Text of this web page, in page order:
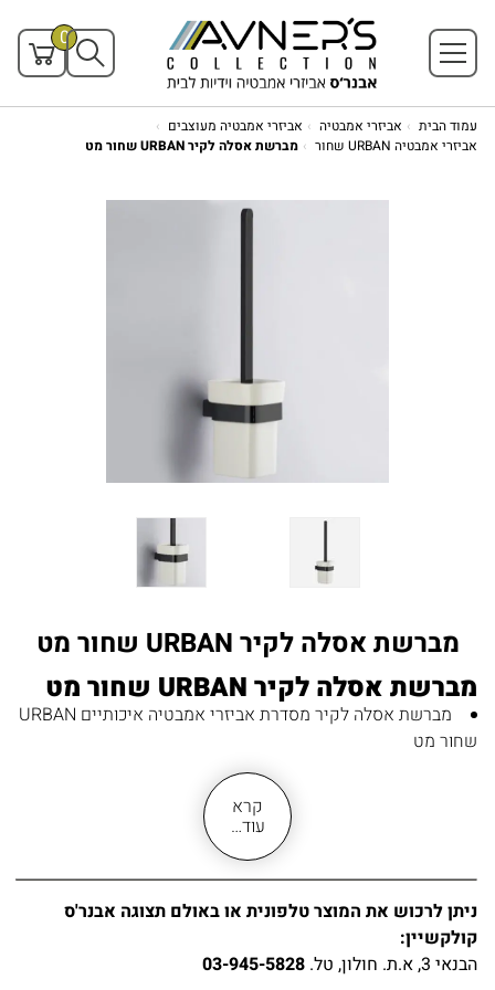
0
עמוד הבית אביזרי אמבטיה
אביזרי אמבטיה מעוצבים
אביזרי אמבטיה URBAN שחור
מברשת אסלה לקיר URBAN שחור מט
מברשת אסלה לקיר URBAN שחור מט
מברשת אסלה לקיר URBAN שחור מט
מברשת אסלה לקיר מסדרת אביזרי אמבטיה איכותיים URBAN
שחור מט
מברשת אסלה לתלייה על כל סוגי הקירות חדרי אמבטיה או
מחזיק מברשת אסלה עשוי מחומר פליז BRASS
כוס מברשת אסלה עשויה מחומר פורצלן לבן-קרם קווים
מרובעים
מוצר יציב ועמיד לאורך שנים רבות בתנאי לחות ומים
התקנה נוחה ולא דורשת ניסיון קודם
האריזה מגיעה עם כל חלקי הרכבה הדנרשים
קרא
עוד…
ניתן לרכוש את המוצר טלפונית או באולם תצוגה אבנר'ס
קולקשיין:
הבנאי 3, א.ת. חולון, טל.
03-945-5828